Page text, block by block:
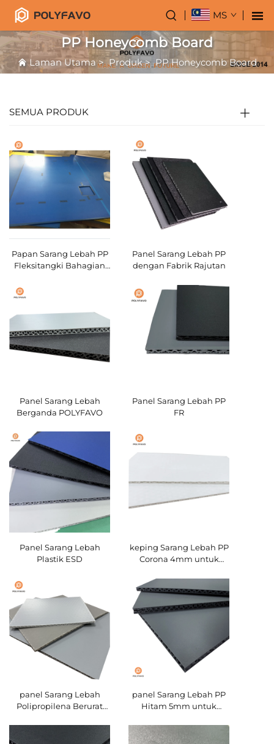
MS
PP Honeycomb Board
Laman Utama>Produk>PP Honeycomb Board
SEMUA PRODUK
Papan Sarang Lebah PP
Fleksitangki Bahagian
Panel Sarang Lebah PP
dengan Fabrik Rajutan
Panel Sarang Lebah
Berganda POLYFAVO
Panel Sarang Lebah PP
FR
Panel Sarang Lebah
Plastik ESD
keping Sarang Lebah PP
Corona 4mm untuk
panel Sarang Lebah
Polipropilena Berurat
panel Sarang Lebah PP
Hitam 5mm untuk